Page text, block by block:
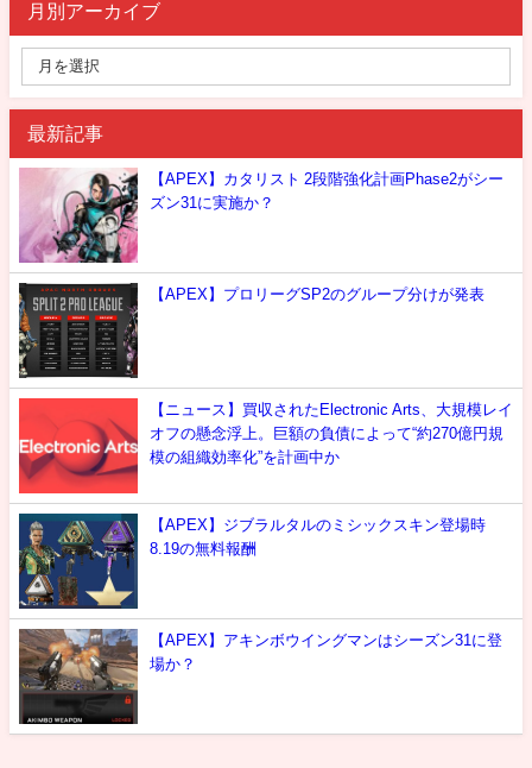
月別アーカイブ
最新記事
【APEX】カタリスト 2段階強化計画Phase2がシー
ズン31に実施か？
【APEX】プロリーグSP2のグループ分けが発表
【ニュース】買収されたElectronic Arts、大規模レイ
オフの懸念浮上。巨額の負債によって“約270億円規
模の組織効率化”を計画中か
【APEX】ジブラルタルのミシックスキン登場時
8.19の無料報酬
【APEX】アキンボウイングマンはシーズン31に登
場か？